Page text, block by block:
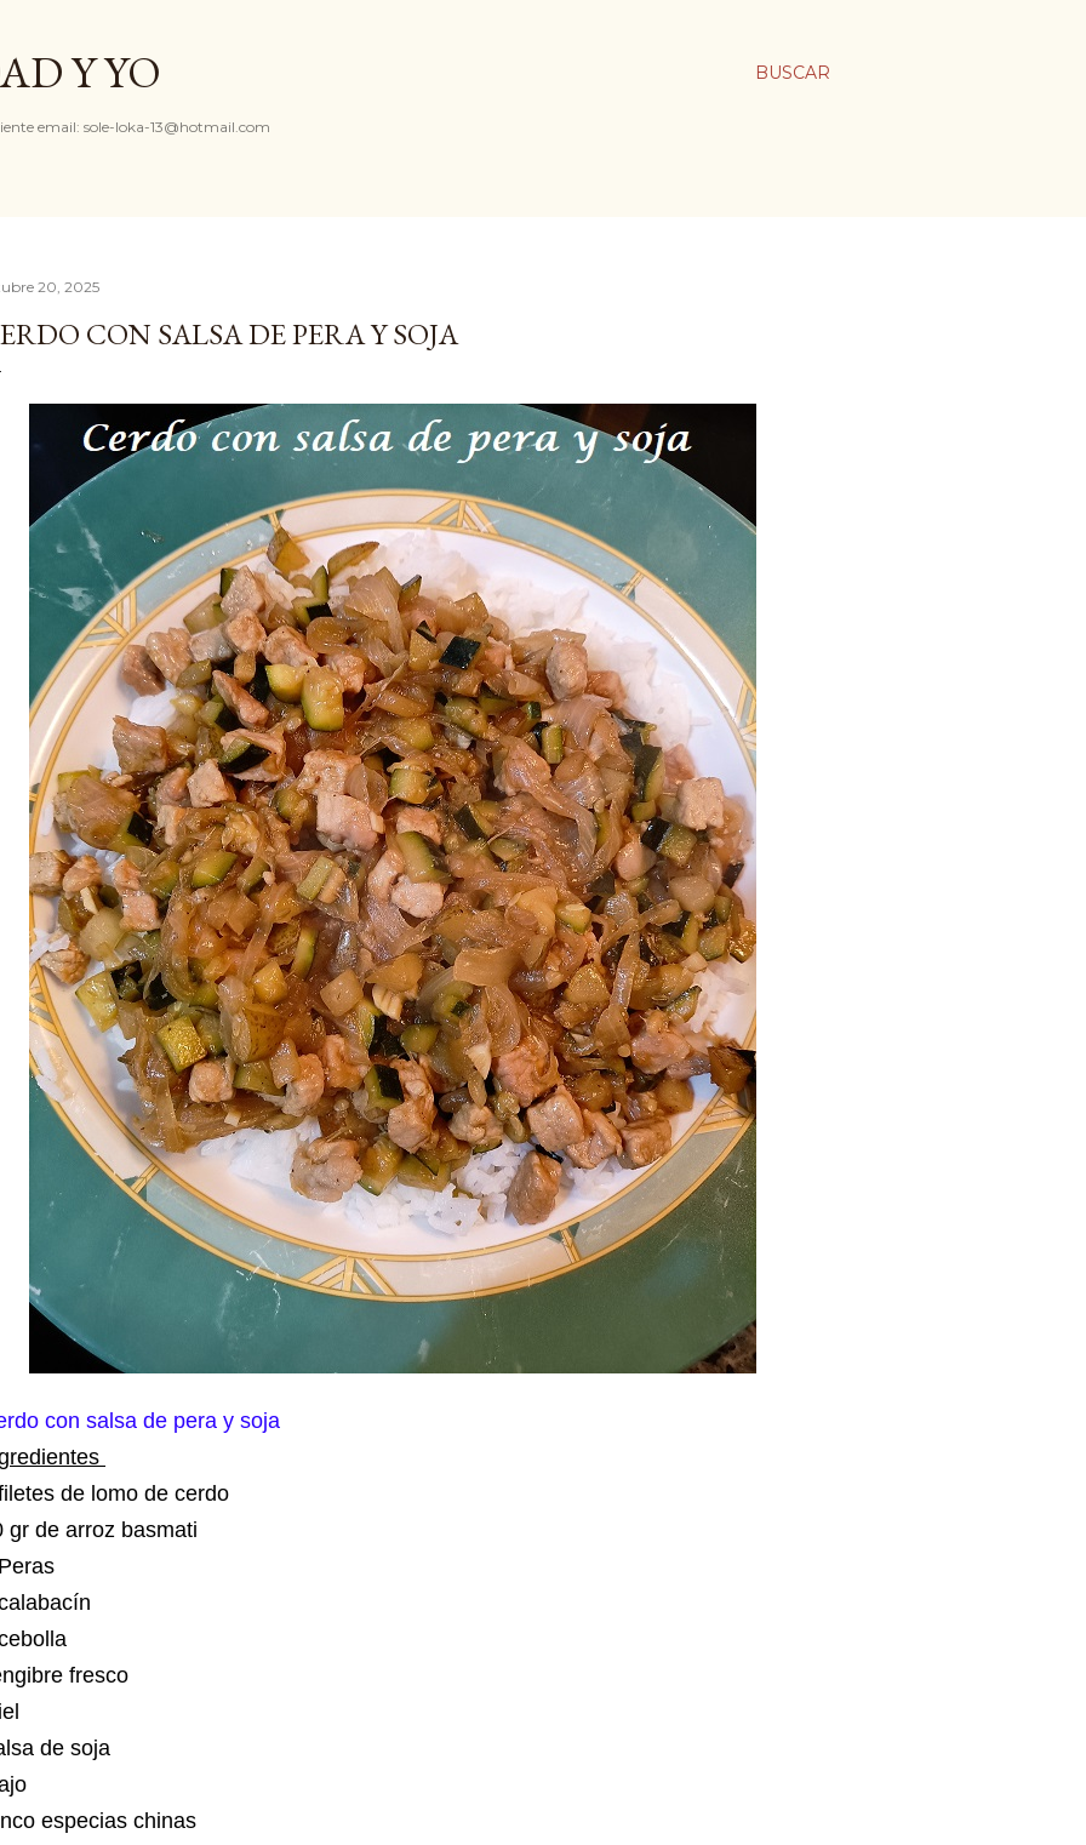
BUSCAR
Y YO
email: sole-loka-13@hotmail.com
20, 2025
CON SALSA DE PERA Y SOJA
con salsa de pera y soja
de lomo de cerdo
gr de arroz basmati
fresco
de soja
especias chinas